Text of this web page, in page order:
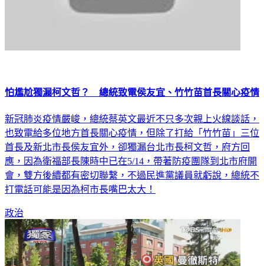
怕尷尬獨漏柯文哲？ 總統致電侯友宜、竹竹苗首長關心疫情
新冠肺炎疫情嚴峻，總統蔡英文最近不只多次親上火線談話，
也致電給多位地方首長關心疫情，但除了打給「竹竹苗」三位
首長及新北市長侯友宜外，卻獨漏台北市長柯文哲，府方回
應，因為衛福部長陳時中已在5/14，帶著防疫團隊到北市府開
會，雙方後續都有密切聯繫，不過民進黨議員就虧說，總統不
打電話可能是因為柯市長嘴巴太大！
政治